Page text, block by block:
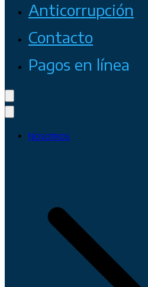
Anticorrupción
Contacto
Pagos en línea
Nosotros